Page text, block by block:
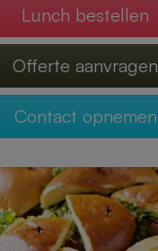
Lunch bestellen
Offerte aanvragen
Contact opnemen